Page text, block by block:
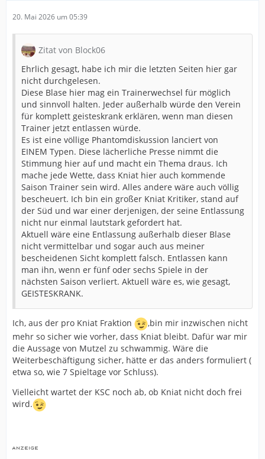
20. Mai 2026 um 05:39
Zitat von Block06
Ehrlich gesagt, habe ich mir die letzten Seiten hier gar
nicht durchgelesen.
Diese Blase hier mag ein Trainerwechsel für möglich
und sinnvoll halten. Jeder außerhalb würde den Verein
für komplett geisteskrank erklären, wenn man diesen
Trainer jetzt entlassen würde.
Es ist eine völlige Phantomdiskussion lanciert von
EINEM Typen. Diese lächerliche Presse nimmt die
Stimmung hier auf und macht ein Thema draus. Ich
mache jede Wette, dass Kniat hier auch kommende
Saison Trainer sein wird. Alles andere wäre auch völlig
bescheuert. Ich bin ein großer Kniat Kritiker, stand auf
der Süd und war einer derjenigen, der seine Entlassung
nicht nur einmal lautstark gefordert hat.
Aktuell wäre eine Entlassung außerhalb dieser Blase
nicht vermittelbar und sogar auch aus meiner
bescheidenen Sicht komplett falsch. Entlassen kann
man ihn, wenn er fünf oder sechs Spiele in der
nächsten Saison verliert. Aktuell wäre es, wie gesagt,
GEISTESKRANK.
Ich, aus der pro Kniat Fraktion
,bin mir inzwischen nicht
mehr so sicher wie vorher, dass Kniat bleibt. Dafür war mir
die Aussage von Mutzel zu schwammig. Wäre die
Weiterbeschäftigung sicher, hätte er das anders formuliert (
etwa so, wie 7 Spieltage vor Schluss).
Vielleicht wartet der KSC noch ab, ob Kniat nicht doch frei
wird.